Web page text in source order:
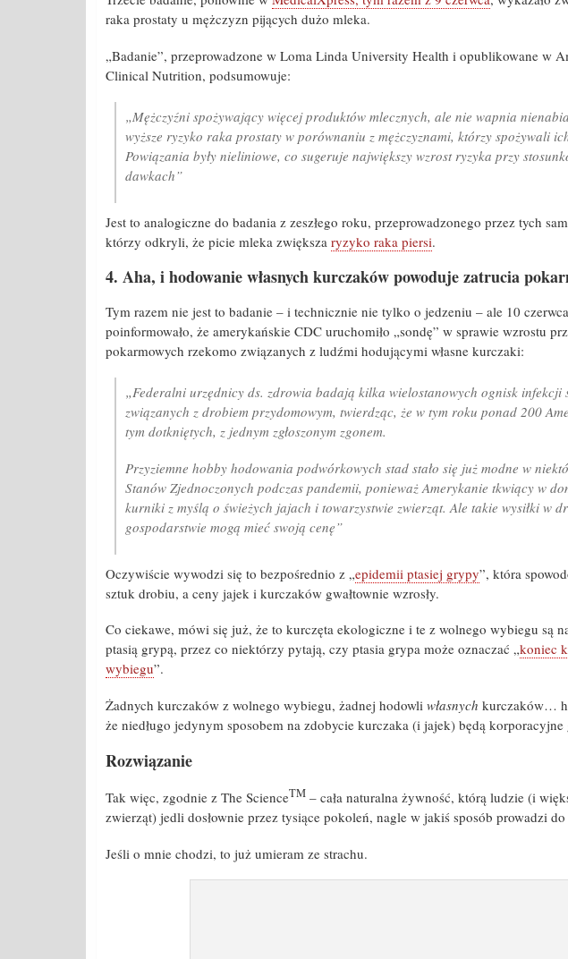
raka prostaty u mężczyzn pijących dużo mleka.
„Badanie”, przeprowadzone w Loma Linda University Health i opublikowane w
Clinical Nutrition, podsumowuje:
„Mężczyźni spożywający więcej produktów mlecznych, ale nie wapnia
wyższe ryzyko raka prostaty w porównaniu z mężczyznami, którzy spożywali
Powiązania były nieliniowe, co sugeruje największy wzrost ryzyka przy
dawkach”
Jest to analogiczne do badania z zeszłego roku, przeprowadzonego przez tych
którzy odkryli, że picie mleka zwiększa ryzyko raka piersi.
4. Aha, i hodowanie własnych kurczaków powoduje zatrucia
Tym razem nie jest to badanie – i technicznie nie tylko o jedzeniu – ale 10
poinformowało, że amerykańskie CDC uruchomiło „sondę” w sprawie wzrostu
pokarmowych rzekomo związanych z ludźmi hodującymi własne kurczaki:
„Federalni urzędnicy ds. zdrowia badają kilka wielostanowych ognisk infekcji
związanych z drobiem przydomowym, twierdząc, że w tym roku ponad 200
tym dotkniętych, z jednym zgłoszonym zgonem.
Przyziemne hobby hodowania podwórkowych stad stało się już modne w
Stanów Zjednoczonych podczas pandemii, ponieważ Amerykanie tkwiący w
kurniki z myślą o świeżych jajach i towarzystwie zwierząt. Ale takie wysiłki w
gospodarstwie mogą mieć swoją cenę”
Oczywiście wywodzi się to bezpośrednio z „epidemii ptasiej grypy”, która
sztuk drobiu, a ceny jajek i kurczaków gwałtownie wzrosły.
Co ciekawe, mówi się już, że to kurczęta ekologiczne i te z wolnego wybiegu są
ptasią grypą, przez co niektórzy pytają, czy ptasia grypa może oznaczać „koniec
wybiegu”.
Żadnych kurczaków z wolnego wybiegu, żadnej hodowli własnych kurczaków…
że niedługo jedynym sposobem na zdobycie kurczaka (i jajek) będą
Rozwiązanie
Tak więc, zgodnie z The ScienceTM – cała naturalna żywność, którą ludzie (i
zwierząt) jedli dosłownie przez tysiące pokoleń, nagle w jakiś sposób prowadzi do
Jeśli o mnie chodzi, to już umieram ze strachu.